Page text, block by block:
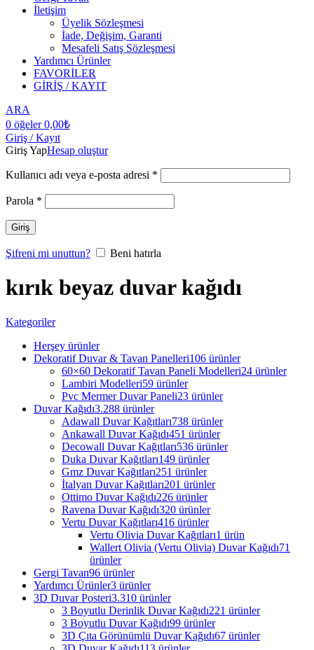
İletişim
Üyelik Sözleşmesi
İade, Değişim, Garanti
Mesafeli Satış Sözleşmesi
Yardımcı Ürünler
FAVORİLER
GİRİŞ / KAYIT
ARA
0 öğeler 0,00₺
Giriş / Kayıt
Giriş YapHesap oluştur
Kullanıcı adı veya e-posta adresi *
Parola *
Giriş
Şifreni mi unuttun? Beni hatırla
kırık beyaz duvar kağıdı
Kategoriler
Herşey ürünler
Dekoratif Duvar & Tavan Panelleri106 ürünler
60×60 Dekoratif Tavan Paneli Modelleri24 ürünler
Lambiri Modelleri59 ürünler
Pvc Mermer Duvar Paneli23 ürünler
Duvar Kağıdı3.288 ürünler
Adawall Duvar Kağıtları738 ürünler
Ankawall Duvar Kağıdı451 ürünler
Decowall Duvar Kağıtları536 ürünler
Duka Duvar Kağıtları149 ürünler
Gmz Duvar Kağıtları251 ürünler
İtalyan Duvar Kağıtları201 ürünler
Ottimo Duvar Kağıdı226 ürünler
Ravena Duvar Kağıdı320 ürünler
Vertu Duvar Kağıtları416 ürünler
Vertu Olivia Duvar Kağıtları1 ürün
Wallert Olivia (Vertu Olivia) Duvar Kağıdı71
ürünler
Gergi Tavan96 ürünler
Yardımcı Ürünler3 ürünler
3D Duvar Posteri3.310 ürünler
3 Boyutlu Derinlik Duvar Kağıdı221 ürünler
3 Boyutlu Duvar Kağıdı99 ürünler
3D Çıta Görünümlü Duvar Kağıdı67 ürünler